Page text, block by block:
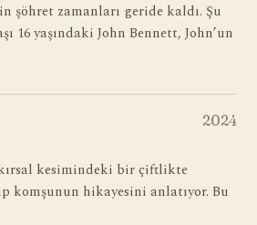
şöhret zamanları geride kaldı. Şu
16 yaşındaki John Bennett, John’un
2024
kesimindeki bir çiftlikte
komşunun hikayesini anlatıyor. Bu